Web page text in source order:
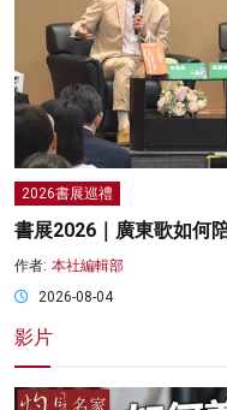
2026書展巡禮
書展2026｜廣東歌如何
作者: 本社編輯部
2026-08-04
影片